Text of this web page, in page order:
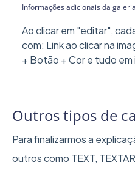
Informações adicionais da galeria
Ao clicar em "editar",
com: Link ao clicar na
+ Botão + Cor e tudo em
Outros tipos de
Para finalizarmos a
outros como TEXT,